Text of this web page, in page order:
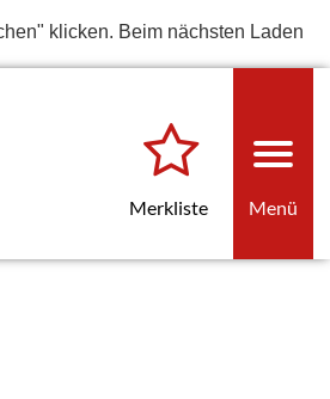
klicken. Beim nächsten Laden
Merkliste Menü